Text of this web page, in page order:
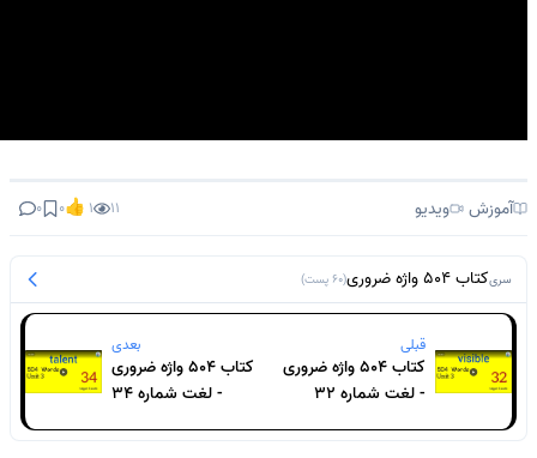
آموزش ویدیو 11
1
👍
0
0
سریکتاب 504 واژه ضروری (60 پست)
قبلی
کتاب 504 واژه ضروری
- لغت شماره 32
بعدی
کتاب 504 واژه ضروری
- لغت شماره 34